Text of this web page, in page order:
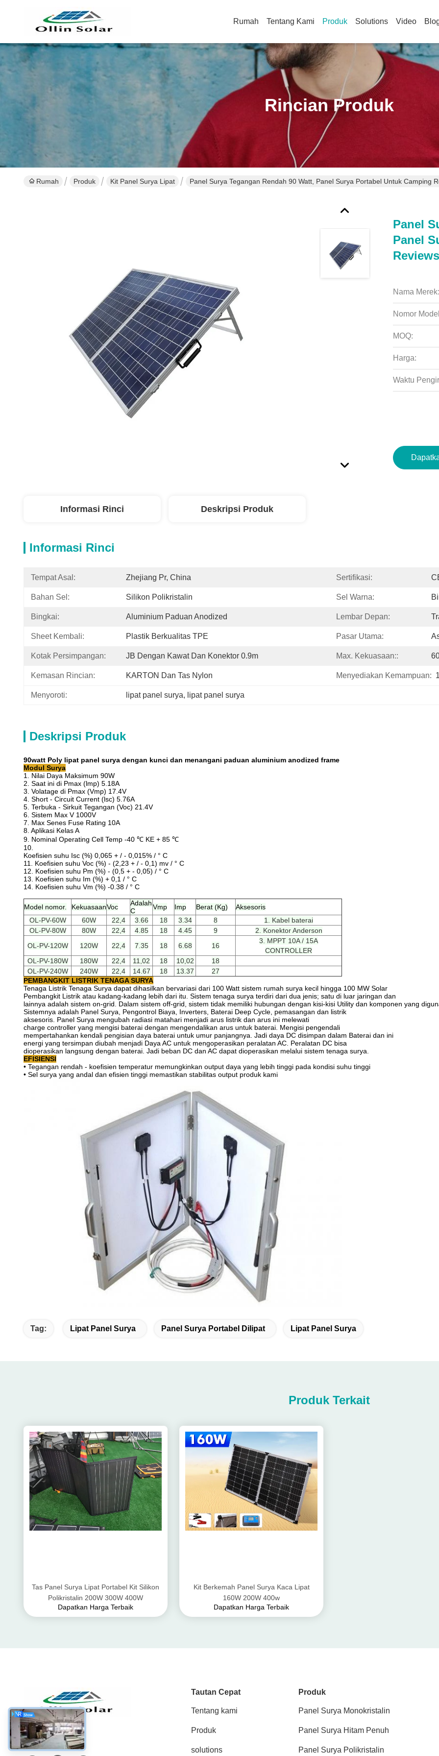
Rumah Tentang Kami Produk Solutions Video
Rincian Produk
Rumah Produk Kit Panel Surya Lipat Panel Surya Tegangan Rendah 90 Watt, Panel Surya Portabel Untuk Camping
Panel
Panel
Reviews
Nama Merek:
Nomor
MOQ:
Harga:
Waktu
Informasi Rinci Deskripsi Produk
Informasi Rinci
Tempat Asal: Zhejiang Pr, China Sertifikasi:
Bahan Sel: Silikon Polikristalin Sel Warna:
Bingkai: Aluminium Paduan Anodized Lembar Depan:
Sheet Kembali: Plastik Berkualitas TPE Pasar Utama:
Kotak Persimpangan: JB Dengan Kawat Dan Konektor 0.9m Max. Kekuasaan::
Kemasan Rincian: KARTON Dan Tas Nylon Menyediakan Kemampuan:
Menyoroti: lipat panel surya, lipat panel surya
Deskripsi Produk
90watt Poly lipat panel surya dengan kunci dan menangani paduan aluminium anodized frame
Modul Surya
1. Nilai Daya Maksimum 90W
2. Saat ini di Pmax (lmp) 5.18A
3. Volatage di Pmax (Vmp) 17.4V
4. Short - Circuit Current (lsc) 5.76A
5. Terbuka - Sirkuit Tegangan (Voc) 21.4V
6. Sistem Max V 1000V
7. Max Senes Fuse Rating 10A
8. Aplikasi Kelas A
9. Nominal Operating Cell Temp -40 ℃ KE + 85 ℃
10.
Koefisien suhu Isc (%) 0,065 + / - 0,015% / ° C
11. Koefisien suhu Voc (%) - (2,23 + / - 0,1) mv / ° C
12. Koefisien suhu Pm (%) - (0,5 + - 0,05) / ° C
13. Koefisien suhu Im (%) + 0,1 / ° C
14. Koefisien suhu Vm (%) -0.38 / ° C
Model nomor. KekuasaanVoc
Adalah
C
Vmp Imp Berat (Kg)
Aksesoris
OL-PV-60W
60W 22,4 3.66 18 3.34 8
1. Kabel baterai
OL-PV-80W
80W 22,4 4.85 18 4.45 9
2. Konektor Anderson
OL-PV-120W
120W 22,4 7.35 18 6.68 16
3. MPPT 10A / 15A
CONTROLLER
OL-PV-180W
180W 22,4 11,02 18 10,02
18
OL-PV-240W
240W 22,4 14.67 18 13.37
27
PEMBANGKIT LISTRIK TENAGA SURYA
Tenaga Listrik Tenaga Surya dapat dihasilkan bervariasi dari 100 Watt sistem rumah surya kecil hingga 100 MW Solar
Pembangkit Listrik atau kadang-kadang lebih dari itu. Sistem tenaga surya terdiri dari dua jenis; satu di luar jaringan dan
lainnya adalah sistem on-grid.
Dalam sistem off-grid, sistem tidak memiliki hubungan dengan kisi-kisi Utility dan komponen yang
Sistemnya adalah Panel Surya, Pengontrol Biaya, Inverters, Baterai Deep Cycle, pemasangan dan listrik
aksesoris. Panel Surya mengubah radiasi matahari menjadi arus listrik dan arus ini melewati
charge controller yang mengisi baterai dengan mengendalikan arus untuk baterai. Mengisi pengendali
mempertahankan kendali pengisian daya baterai untuk umur panjangnya. Jadi daya DC disimpan dalam Baterai dan ini
energi yang tersimpan diubah menjadi Daya AC untuk mengoperasikan peralatan AC. Peralatan DC bisa
dioperasikan langsung dengan baterai. Jadi beban DC dan AC dapat dioperasikan melalui sistem tenaga surya.
EFISIENSI
• Tegangan rendah - koefisien temperatur memungkinkan output daya yang lebih tinggi pada kondisi suhu tinggi
• Sel surya yang andal dan efisien tinggi memastikan stabilitas output produk kami
Tag: Lipat Panel Surya Panel Surya Portabel Dilipat Lipat Panel Surya
Produk Terkait
Tas Panel Surya Lipat Portabel Kit Silikon
Polikristalin 200W 300W 400W
Dapatkan Harga Terbaik
Kit Berkemah Panel Surya Kaca Lipat
160W 200W 400w
Dapatkan Harga Terbaik
Media Sosial
Tautan Cepat
Tentang kami
Produk
solutions
Produk
Panel Surya Monokristalin
Panel Surya Hitam Penuh
Panel Surya Polikristalin